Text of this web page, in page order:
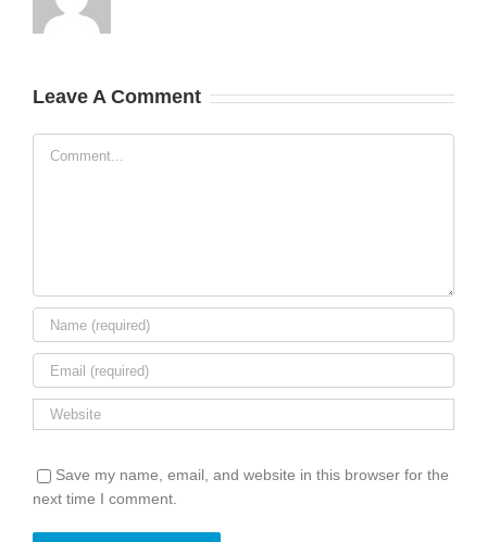
Leave A Comment
Save my name, email, and website in this browser for the
next time I comment.